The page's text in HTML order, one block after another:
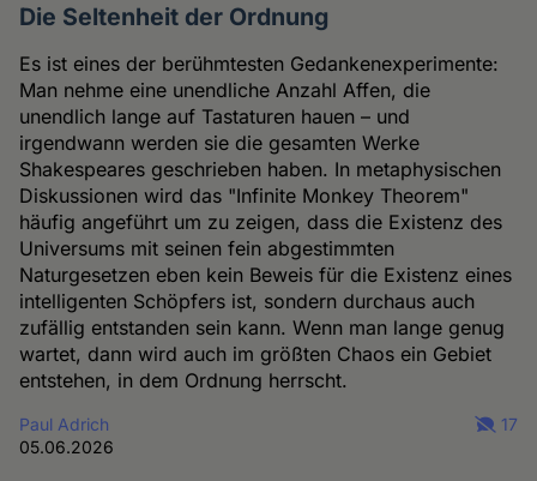
Die Seltenheit der Ordnung
Es ist eines der berühmtesten Gedankenexperimente:
Man nehme eine unendliche Anzahl Affen, die
unendlich lange auf Tastaturen hauen – und
irgendwann werden sie die gesamten Werke
Shakespeares geschrieben haben. In metaphysischen
Diskussionen wird das "Infinite Monkey Theorem"
häufig angeführt um zu zeigen, dass die Existenz des
Universums mit seinen fein abgestimmten
Naturgesetzen eben kein Beweis für die Existenz eines
intelligenten Schöpfers ist, sondern durchaus auch
zufällig entstanden sein kann. Wenn man lange genug
wartet, dann wird auch im größten Chaos ein Gebiet
entstehen, in dem Ordnung herrscht.
Paul Adrich
05.06.2026
17